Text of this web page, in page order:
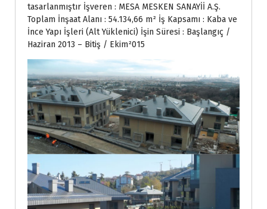
tasarlanmıştır İşveren : MESA MESKEN SANAYİİ A.Ş.
Toplam İnşaat Alanı : 54.134,66 m² İş Kapsamı : Kaba ve
İnce Yapı İşleri (Alt Yüklenici) İşin Süresi : Başlangıç /
Haziran 2013 – Bitiş / Ekim²015